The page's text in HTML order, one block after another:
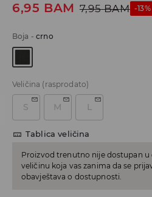
6,95 BAM 7,95 BAM -13%
Boja -crno
Veličina (rasprodato)
S M L
Tablica veličina
Proizvod trenutno nije dostupan
veličinu koja vas zanima da se
obavještava o dostupnosti.